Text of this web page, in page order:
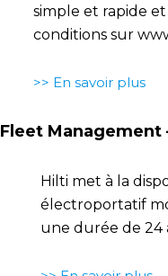
simple et rapide et
conditions sur
>> En savoir plus
Fleet Management
Hilti met à la
électroportatif
une durée de 24